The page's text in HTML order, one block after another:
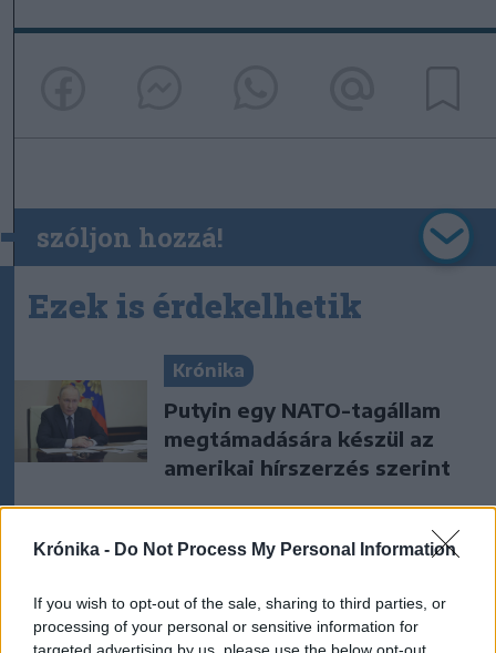
Krónika - Do Not Process My Personal Information
If you wish to opt-out of the sale, sharing to third parties, or
processing of your personal or sensitive information for
szóljon hozzá!
Ezek is érdekelhetik
Krónika
Putyin egy NATO-tagállam
megtámadására készül az
amerikai hírszerzés szerint
„A legerősebb garancia” –
Megnevezte államfőjelöltjét
a Tisza Párt